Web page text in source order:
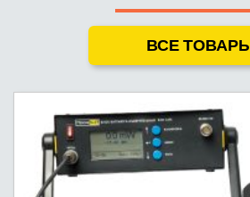
ВСЕ ТОВАРЫ